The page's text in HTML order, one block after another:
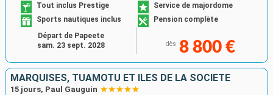
Tout inclus Prestige
Service de majordome
Sports nautiques inclus
Pension complète
dès 8 800 €
Départ de Papeete
sam. 23 sept. 2028
MARQUISES, TUAMOTU ET ÎLES DE LA SOCIÉTÉ
15 jours, Paul Gauguin